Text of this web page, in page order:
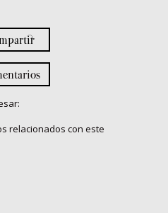
relacionados con este